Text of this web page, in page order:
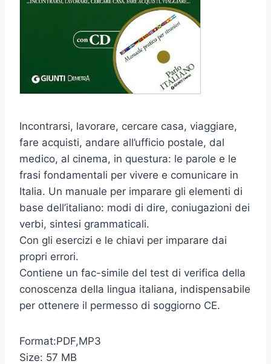
Incontrarsi, lavorare, cercare casa, viaggiare,
fare acquisti, andare all’ufficio postale, dal
medico, al cinema, in questura: le parole e le
frasi fondamentali per vivere e comunicare in
Italia. Un manuale per imparare gli elementi di
base dell’italiano: modi di dire, coniugazioni dei
verbi, sintesi grammaticali.
Con gli esercizi e le chiavi per imparare dai
propri errori.
Contiene un fac-simile del test di verifica della
conoscenza della lingua italiana, indispensabile
per ottenere il permesso di soggiorno CE.
Format:PDF,MP3
Size: 57 MB